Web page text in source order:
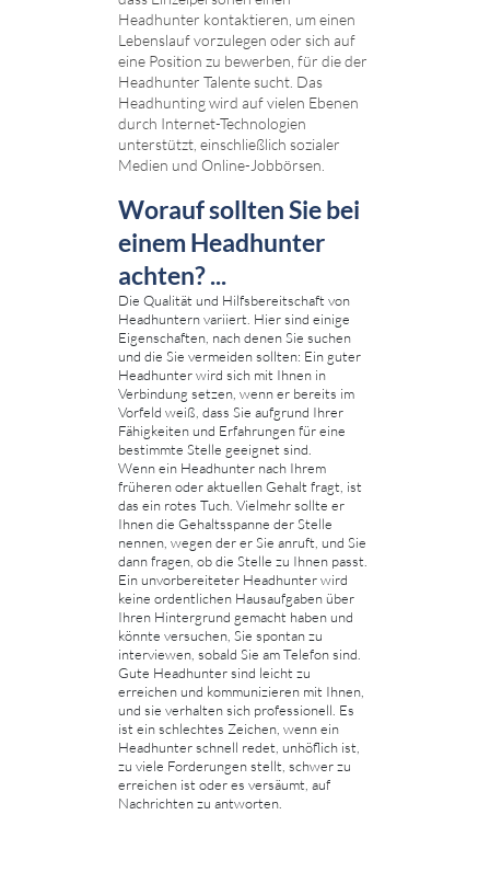
Headhunter kontaktieren, um einen
Lebenslauf vorzulegen oder sich auf
eine Position zu bewerben, für die der
Headhunter Talente sucht. Das
Headhunting wird auf vielen Ebenen
durch Internet-Technologien
unterstützt, einschließlich sozialer
Medien und Online-Jobbörsen.
Worauf sollten Sie bei
einem Headhunter
achten? ...
Die Qualität und Hilfsbereitschaft von
Headhuntern variiert. Hier sind einige
Eigenschaften, nach denen Sie suchen
und die Sie vermeiden sollten: Ein guter
Headhunter wird sich mit Ihnen in
Verbindung setzen, wenn er bereits im
Vorfeld weiß, dass Sie aufgrund Ihrer
Fähigkeiten und Erfahrungen für eine
bestimmte Stelle geeignet sind.
Wenn ein Headhunter nach Ihrem
früheren oder aktuellen Gehalt fragt, ist
das ein rotes Tuch. Vielmehr sollte er
Ihnen die Gehaltsspanne der Stelle
nennen, wegen der er Sie anruft, und Sie
dann fragen, ob die Stelle zu Ihnen passt.
Ein unvorbereiteter Headhunter wird
keine ordentlichen Hausaufgaben über
Ihren Hintergrund gemacht haben und
könnte versuchen, Sie spontan zu
interviewen, sobald Sie am Telefon sind.
Gute Headhunter sind leicht zu
erreichen und kommunizieren mit Ihnen,
und sie verhalten sich professionell. Es
ist ein schlechtes Zeichen, wenn ein
Headhunter schnell redet, unhöflich ist,
zu viele Forderungen stellt, schwer zu
erreichen ist oder es versäumt, auf
Nachrichten zu antworten.